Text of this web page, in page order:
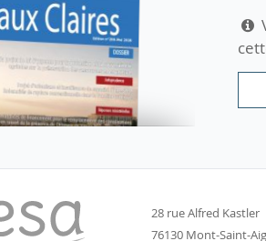
28 rue Alfred Kastler
76130 Mont-Saint-